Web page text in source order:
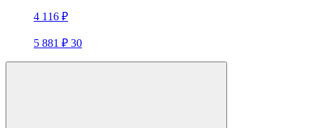
4 116 ₽
5 881 ₽ 30